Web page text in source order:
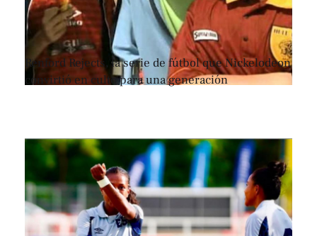
Renford Rejects, la serie de fútbol que Nickelodeon
convirtió en culto para una generación